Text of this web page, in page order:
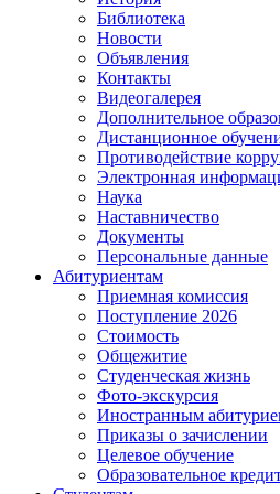
Библиотека
Новости
Объявления
Контакты
Видеогалерея
Дополнительное
Дистанционное
Противодействие
Электронная
Наука
Наставничество
Документы
Персональные данные
Абитуриентам
Приемная комиссия
Поступление 2026
Стоимость
Общежитие
Студенческая жизнь
Фото-экскурсия
Иностранным
Приказы о зачислении
Целевое обучение
Образовательное